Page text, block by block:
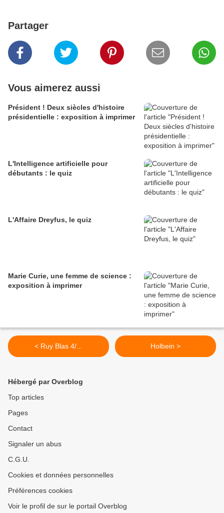
Partager
Vous aimerez aussi
Président ! Deux siècles d'histoire
présidentielle : exposition à imprimer
L'Intelligence artificielle pour
débutants : le quiz
L'Affaire Dreyfus, le quiz
Marie Curie, une femme de science :
exposition à imprimer
< Ruy Blas 4/... Holbein >
Hébergé par Overblog
Top articles
Pages
Contact
Signaler un abus
C.G.U.
Cookies et données personnelles
Préférences cookies
Voir le profil de sur le portail Overblog